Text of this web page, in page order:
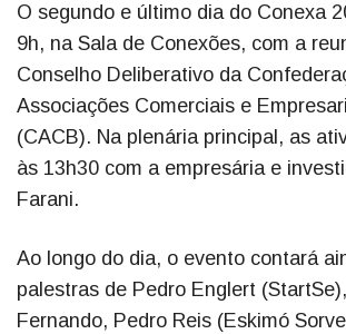
O segundo e último dia do Conexa
9h, na Sala de Conexões, com a
Conselho Deliberativo da
Associações Comerciais e
(CACB). Na plenária principal, as
às 13h30 com a empresária e
Farani.
Ao longo do dia, o evento contará
palestras de Pedro Englert
Fernando, Pedro Reis (Eskimó